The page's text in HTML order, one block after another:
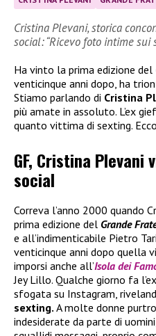
Cristina Plevani, storica
social: “Ricevo foto intime sui
Ha vinto la prima edizione del
venticinque anni dopo, ha
Stiamo parlando di Cristina
più amate in assoluto. L’ex
quanto vittima di sexting.
GF, Cristina
social
Correva l’anno 2000 quando
prima edizione del Grande
e all’indimenticabile Pietro
venticinque anni dopo quella
imporsi anche all’Isola dei
Jey Lillo. Qualche giorno fa
sfogata su Instagram,
sexting. A molte donne
indesiderate da parte di